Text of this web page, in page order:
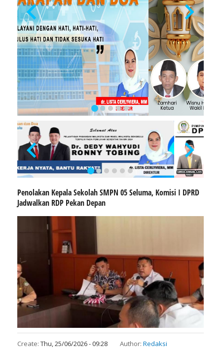
Penolakan Kepala Sekolah SMPN 05 Seluma, Komisi I DPRD
Jadwalkan RDP Pekan Depan
Create: Thu, 25/06/2026 - 09:28 Author: Redaksi